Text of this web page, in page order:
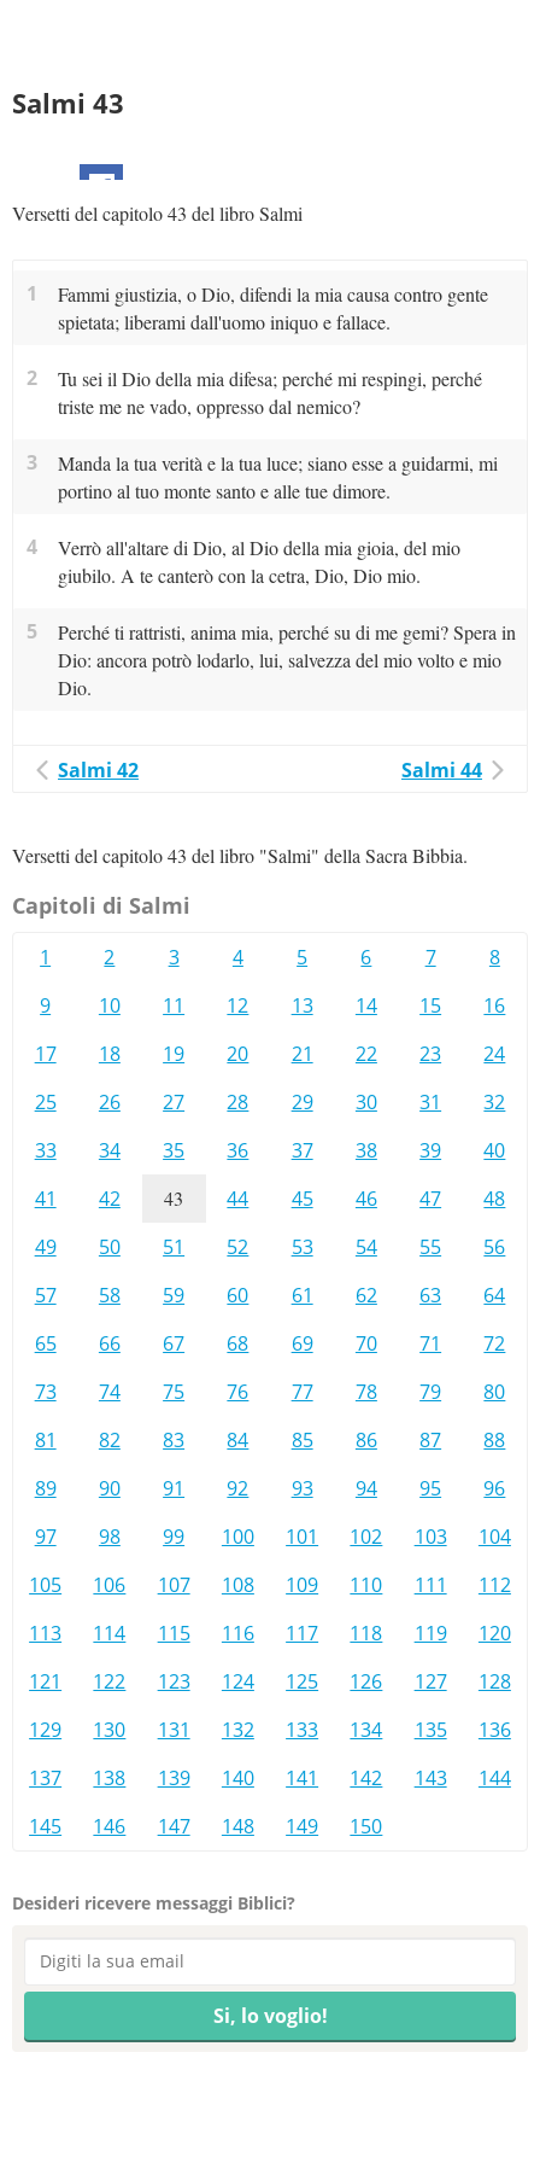
Salmi 43
Versetti del capitolo 43 del libro Salmi
1
Fammi giustizia, o Dio, difendi la mia causa contro gente
spietata; liberami dall'uomo iniquo e fallace.
2
Tu sei il Dio della mia difesa; perché mi respingi, perché
triste me ne vado, oppresso dal nemico?
3
Manda la tua verità e la tua luce; siano esse a guidarmi, mi
portino al tuo monte santo e alle tue dimore.
4
Verrò all'altare di Dio, al Dio della mia gioia, del mio
giubilo. A te canterò con la cetra, Dio, Dio mio.
5
Perché ti rattristi, anima mia, perché su di me gemi? Spera in
Dio: ancora potrò lodarlo, lui, salvezza del mio volto e mio
Dio.
Salmi 42 Salmi 44
Versetti del capitolo 43 del libro "Salmi" della Sacra Bibbia.
Capitoli di Salmi
1 2 3 4 5 6 7
8
9
10 11 12 13 14 15
16
17
18 19 20 21 22 23
24
25
26 27 28 29 30 31
32
33
34 35 36 37 38 39
40
41
42 43 44 45 46 47
48
49
50 51 52 53 54 55
56
57
58 59 60 61 62 63
64
65
66 67 68 69 70 71
72
73
74 75 76 77 78 79
80
81
82 83 84 85 86 87
88
89
90 91 92 93 94 95
96
97
98 99 100 101 102 103
104
105
106 107 108 109 110 111
112
113
114 115 116 117 118 119
120
121
122 123 124 125 126 127
128
129
130 131 132 133 134 135
136
137
138 139 140 141 142 143
144
145
146 147 148 149 150
Desideri ricevere messaggi Biblici?